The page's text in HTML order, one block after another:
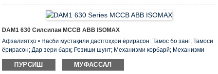
ва чормағзҳо барои васлкунии он иборат аст • панели насб. • Бо ёрии қубури
махсуси 125 ва 160 адад ont • DIN-рельс насб кардан мумкин аст. • Вей ...
DAM1 630 Силсилаи MCCB ABB ISOMAX
Афзалиятҳо • Насби мустақили дастгоҳҳои ёрирасон: Тамос бо занг; Тамоси
ёрирасон; Дар зери барқ; Резиши шунт; Механизми корбарӣ; Механизми
фаъолияти барқӣ; Дастгоҳи васлшаванда; Дастгоҳи баровардашуда;. •
Маҷмӯаи стандартии ҳар як рахнакунанда аз пайвастани шинаҳо ё лӯлаҳои
ПУРСИШ МУФАССАЛ